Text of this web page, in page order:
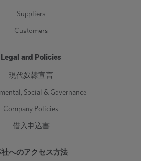
Suppliers
Customers
Legal and Policies
現代奴隷宣言
Social & Governance
Company Policies
借入申込書
社へのアクセス方法